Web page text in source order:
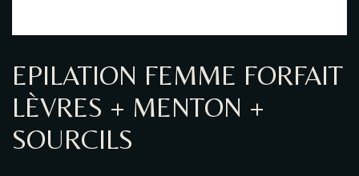
EPILATION FEMME FORFAIT
LÈVRES + MENTON +
SOURCILS